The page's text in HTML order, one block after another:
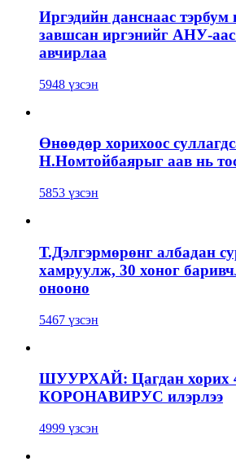
Иргэдийн данснаас тэрбум
завшсан иргэнийг АНУ-
авчирлаа
5948 үзсэн
Өнөөдөр хорихоос
Н.Номтойбаярыг аав нь
5853 үзсэн
Т.Дэлгэрмөрөнг албадан
хамруулж, 30 хоног
онооно
5467 үзсэн
ШУУРХАЙ: Цагдан хорих
КОРОНАВИРУС илэрлээ
4999 үзсэн